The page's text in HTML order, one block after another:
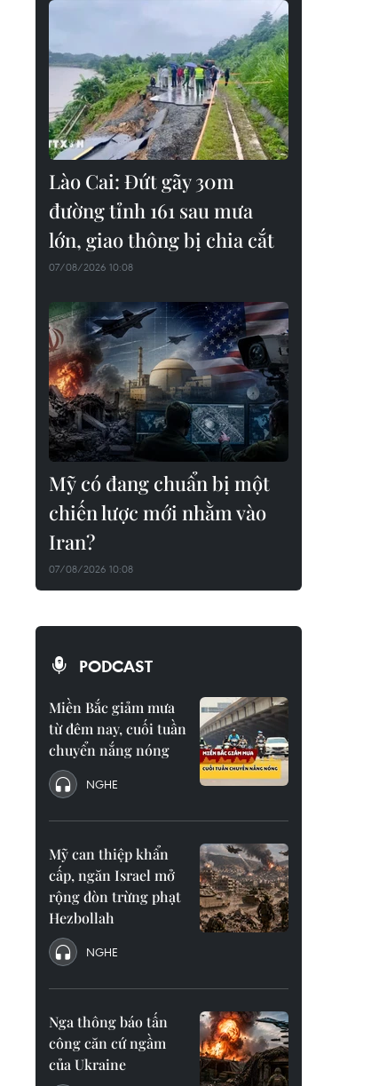
Lào Cai: Đứt gãy 30m
đường tỉnh 161 sau mưa
lớn, giao thông bị chia cắt
07/08/2026 10:08
Mỹ có đang chuẩn bị một
chiến lược mới nhằm vào
Iran?
07/08/2026 10:08
PODCAST
Miền Bắc giảm mưa
từ đêm nay, cuối tuần
chuyển nắng nóng
NGHE
Mỹ can thiệp khẩn
cấp, ngăn Israel mở
rộng đòn trừng phạt
Hezbollah
NGHE
Nga thông báo tấn
công căn cứ ngầm
của Ukraine